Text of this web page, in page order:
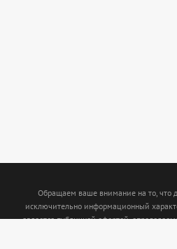
Обращаем ваше внимание на то, что
исключительно информационный
является публичной офертой,